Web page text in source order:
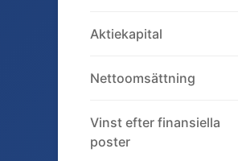
Aktiekapital
Nettoomsättning
Vinst efter finansiella
poster